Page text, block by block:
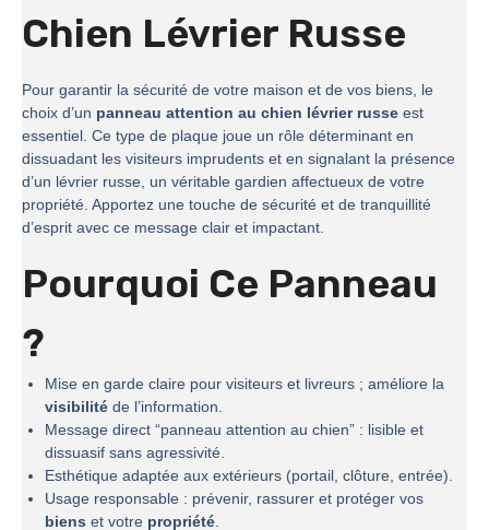
Chien Lévrier Russe
Pour garantir la sécurité de votre maison et de vos biens, le
choix d’un panneau attention au chien lévrier russe est
essentiel. Ce type de plaque joue un rôle déterminant en
dissuadant les visiteurs imprudents et en signalant la présence
d’un lévrier russe, un véritable gardien affectueux de votre
propriété. Apportez une touche de sécurité et de tranquillité
d’esprit avec ce message clair et impactant.
Pourquoi Ce Panneau
?
Mise en garde claire pour visiteurs et livreurs ; améliore la
visibilité de l’information.
Message direct “panneau attention au chien” : lisible et
dissuasif sans agressivité.
Esthétique adaptée aux extérieurs (portail, clôture, entrée).
Usage responsable : prévenir, rassurer et protéger vos
biens et votre propriété.